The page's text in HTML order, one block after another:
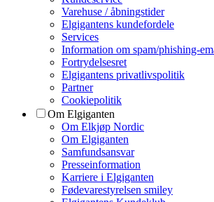
Varehuse / åbningstider
Elgigantens kundefordele
Services
Information om spam/phishing-
Fortrydelsesret
Elgigantens privatlivspolitik
Partner
Cookiepolitik
Om Elgiganten
Om Elkjøp Nordic
Om Elgiganten
Samfundsansvar
Presseinformation
Karriere i Elgiganten
Fødevarestyrelsen smiley